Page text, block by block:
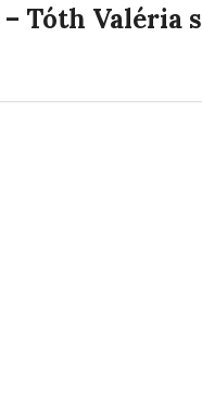
Tóth Valéria